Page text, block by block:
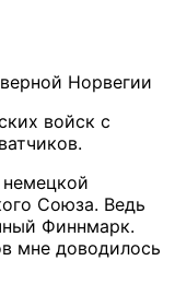
Норвегии
войск с
Союза. Ведь
Финнмарк.
мне доводилось